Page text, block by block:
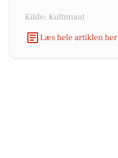
Kilde: Kultunaut
Læs hele artiklen her